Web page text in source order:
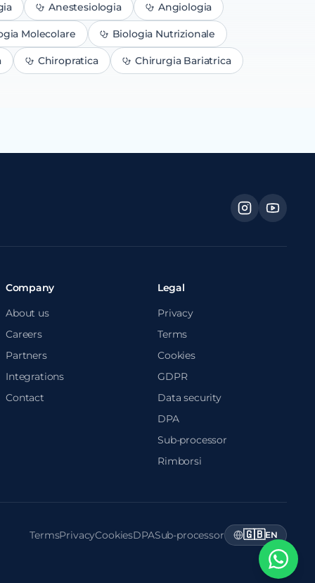
Anestesiologia Angiologia
Molecolare Biologia Nutrizionale
Chiropratica Chirurgia Bariatrica
Company
About us
Careers
Partners
Integrations
Contact
Legal
Privacy
Terms
Cookies
GDPR
Data security
DPA
Sub-processor
Rimborsi
TermsPrivacyCookiesDPASub-processor 🇬🇧EN